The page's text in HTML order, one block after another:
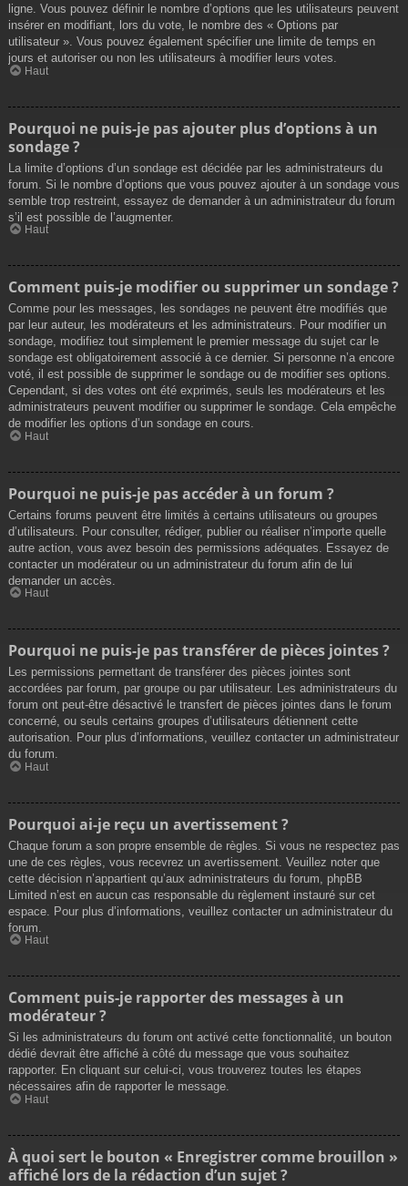
ligne. Vous pouvez définir le nombre d’options que les utilisateurs peuvent
insérer en modifiant, lors du vote, le nombre des « Options par
utilisateur ». Vous pouvez également spécifier une limite de temps en
jours et autoriser ou non les utilisateurs à modifier leurs votes.
Haut
Pourquoi ne puis-je pas ajouter plus d’options à un
sondage ?
La limite d’options d’un sondage est décidée par les administrateurs du
forum. Si le nombre d’options que vous pouvez ajouter à un sondage vous
semble trop restreint, essayez de demander à un administrateur du forum
s’il est possible de l’augmenter.
Haut
Comment puis-je modifier ou supprimer un sondage ?
Comme pour les messages, les sondages ne peuvent être modifiés que
par leur auteur, les modérateurs et les administrateurs. Pour modifier un
sondage, modifiez tout simplement le premier message du sujet car le
sondage est obligatoirement associé à ce dernier. Si personne n’a encore
voté, il est possible de supprimer le sondage ou de modifier ses options.
Cependant, si des votes ont été exprimés, seuls les modérateurs et les
administrateurs peuvent modifier ou supprimer le sondage. Cela empêche
de modifier les options d’un sondage en cours.
Haut
Pourquoi ne puis-je pas accéder à un forum ?
Certains forums peuvent être limités à certains utilisateurs ou groupes
d’utilisateurs. Pour consulter, rédiger, publier ou réaliser n’importe quelle
autre action, vous avez besoin des permissions adéquates. Essayez de
contacter un modérateur ou un administrateur du forum afin de lui
demander un accès.
Haut
Pourquoi ne puis-je pas transférer de pièces jointes ?
Les permissions permettant de transférer des pièces jointes sont
accordées par forum, par groupe ou par utilisateur. Les administrateurs du
forum ont peut-être désactivé le transfert de pièces jointes dans le forum
concerné, ou seuls certains groupes d’utilisateurs détiennent cette
autorisation. Pour plus d’informations, veuillez contacter un administrateur
du forum.
Haut
Pourquoi ai-je reçu un avertissement ?
Chaque forum a son propre ensemble de règles. Si vous ne respectez pas
une de ces règles, vous recevrez un avertissement. Veuillez noter que
cette décision n’appartient qu’aux administrateurs du forum, phpBB
Limited n’est en aucun cas responsable du règlement instauré sur cet
espace. Pour plus d’informations, veuillez contacter un administrateur du
forum.
Haut
Comment puis-je rapporter des messages à un
modérateur ?
Si les administrateurs du forum ont activé cette fonctionnalité, un bouton
dédié devrait être affiché à côté du message que vous souhaitez
rapporter. En cliquant sur celui-ci, vous trouverez toutes les étapes
nécessaires afin de rapporter le message.
Haut
À quoi sert le bouton « Enregistrer comme brouillon »
affiché lors de la rédaction d’un sujet ?